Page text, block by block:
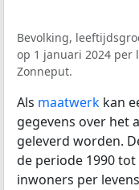
Bevolking,
op 1 januari 2024
Zonneput.
Als maatwerk kan
gegevens over het
geleverd worden.
de periode 1990
inwoners per